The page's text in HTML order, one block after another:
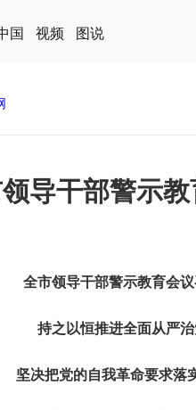
国 视频 图说
导干部警示
全市领导干部警示教育会
持之以恒推进全面从严
坚决把党的自我革命要求落